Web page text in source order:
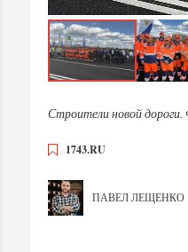
Строители новой
1743.RU
ПАВЕЛ ЛЕЩЕНКО